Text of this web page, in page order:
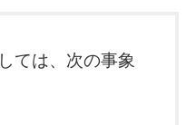
ては、次の事象